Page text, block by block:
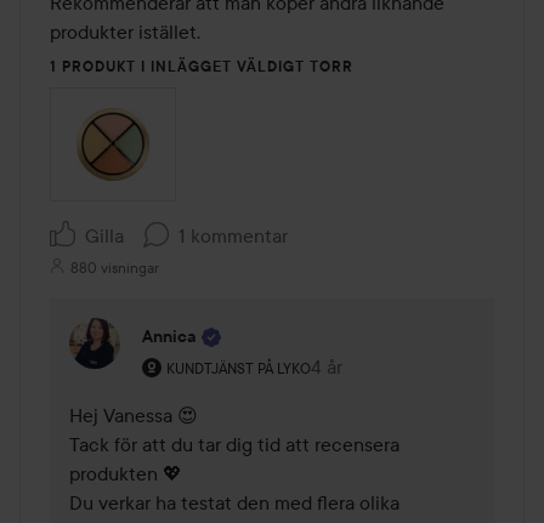
produkter istället.
1 PRODUKT I INLÄGGET VÄLDIGT TORR
Gilla 1 kommentar
880 visningar
Annica
KUNDTJÄNST PÅ LYKO
Användarens roll: Kundtjänst på Lyko.
4 år
Kommentaren lades 4 år
Hej Vanessa 😍
Tack för att du tar dig tid att recensera
produkten 💖
Du verkar ha testat den med flera olika